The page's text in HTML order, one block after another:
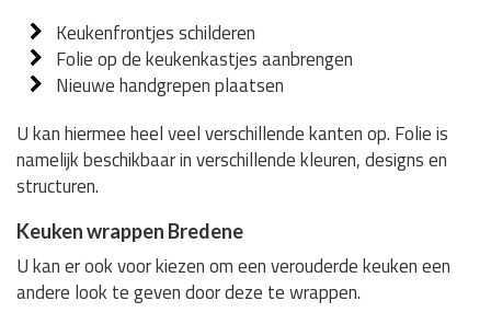
Keukenfrontjes schilderen
Folie op de keukenkastjes aanbrengen
Nieuwe handgrepen plaatsen
U kan hiermee heel veel verschillende kanten op. Folie is
namelijk beschikbaar in verschillende kleuren, designs en
structuren.
Keuken wrappen Bredene
U kan er ook voor kiezen om een verouderde keuken een
andere look te geven door deze te wrappen.